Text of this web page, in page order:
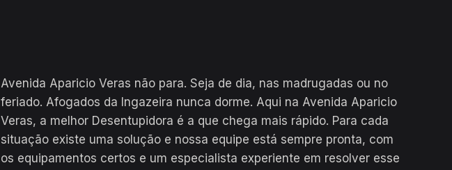
Avenida Aparicio Veras não para. Seja de dia, nas madrugadas ou no
feriado. Afogados da Ingazeira nunca dorme. Aqui na Avenida Aparicio
Veras, a melhor Desentupidora é a que chega mais rápido. Para cada
situação existe uma solução e nossa equipe está sempre pronta, com
os equipamentos certos e um especialista experiente em resolver esse